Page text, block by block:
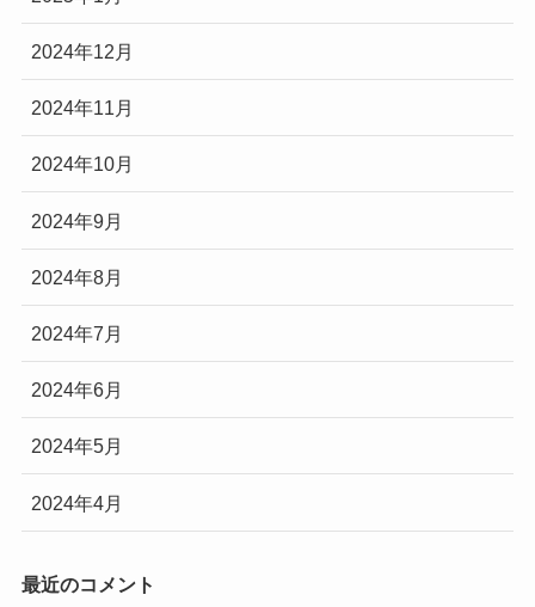
2024年12月
2024年11月
2024年10月
2024年9月
2024年8月
2024年7月
2024年6月
2024年5月
2024年4月
最近のコメント